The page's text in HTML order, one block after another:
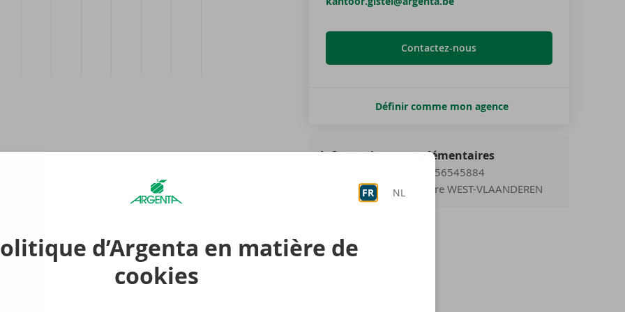
FR NL
d’Argenta en matière de
cookies
Contactez-nous
Définir comme mon agence
Informations complémentaires
Numéro d'entreprise 0656545884
Arrondissement judiciaire WEST-VLAANDEREN